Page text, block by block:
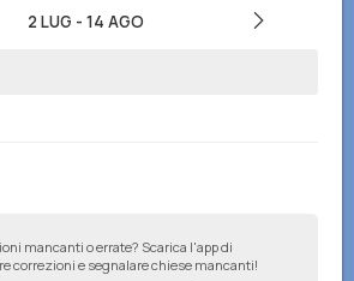
2 LUG - 14 AGO
mancanti o errate? Scarica l'app di
correzioni e segnalare chiese mancanti!